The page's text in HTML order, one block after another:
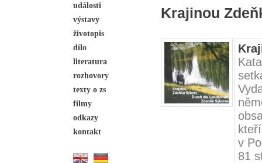
události
výstavy
životopis
dílo
literatura
rozhovory
texty o zs
filmy
odkazy
kontakt
Krajinou
v
81